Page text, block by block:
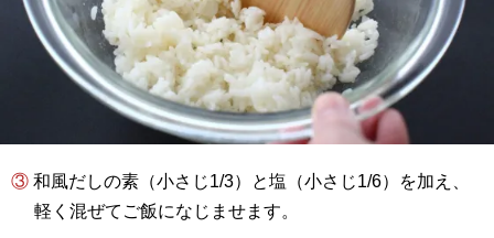
③ 和風だしの素（小さじ1/3）と塩（小さじ1/6）を加え、
軽く混ぜてご飯になじませます。